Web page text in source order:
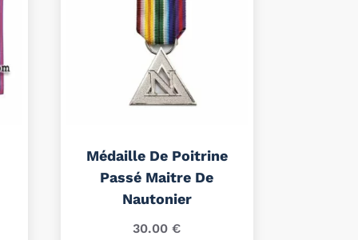
Médaille De Poitrine
Passé Maitre De
Nautonier
30.00€